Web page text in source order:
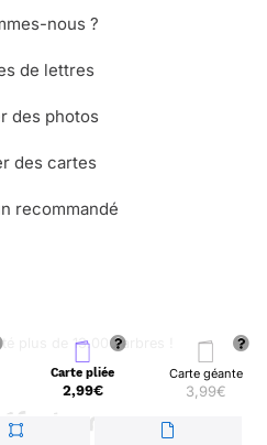
Carte pliée
2,99€
Carte géante
3,99€
nous ?
de lettres
des photos
des cartes
recommandé
plus de 13.000 arbres !
Facteur